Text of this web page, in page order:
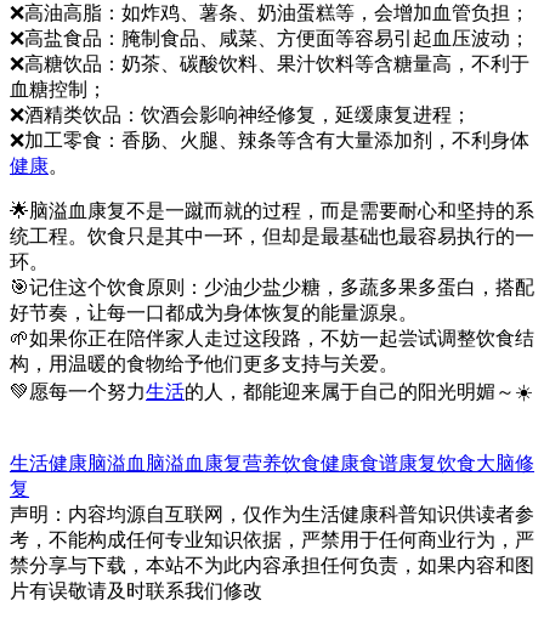
❌高油高脂：如炸鸡、薯条、奶油蛋糕等，会增加血管负担；
❌高盐食品：腌制食品、咸菜、方便面等容易引起血压波动；
❌高糖饮品：奶茶、碳酸饮料、果汁饮料等含糖量高，不利于
血糖控制；
❌酒精类饮品：饮酒会影响神经修复，延缓康复进程；
❌加工零食：香肠、火腿、辣条等含有大量添加剂，不利身体
健康。
🌟脑溢血康复不是一蹴而就的过程，而是需要耐心和坚持的系
统工程。饮食只是其中一环，但却是最基础也最容易执行的一
环。
🎯记住这个饮食原则：少油少盐少糖，多蔬多果多蛋白，搭配
好节奏，让每一口都成为身体恢复的能量源泉。
🌱如果你正在陪伴家人走过这段路，不妨一起尝试调整饮食结
构，用温暖的食物给予他们更多支持与关爱。
💚愿每一个努力生活的人，都能迎来属于自己的阳光明媚～☀️
生活健康脑溢血 脑溢血康复营养饮食健康食谱康复饮食大脑修
复
声明：内容均源自互联网，仅作为生活健康科普知识供读者参
考，不能构成任何专业知识依据，严禁用于任何商业行为，严
禁分享与下载，本站不为此内容承担任何负责，如果内容和图
片有误敬请及时联系我们修改